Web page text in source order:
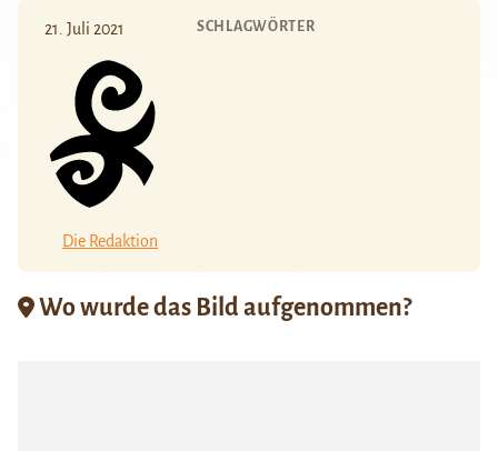
21. Juli 2021
Die Redaktion
SCHLAGWÖRTER
Wo wurde das Bild aufgenommen?